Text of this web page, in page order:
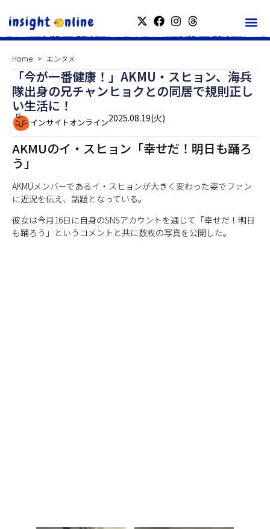
Home エンタメ
「今が一番健康！」AKMU・スヒョン、海兵
隊出身の兄チャンヒョクとの同居で規則正し
い生活に！
インサイトオンライン2025.08.19(火)
AKMUのイ・スヒョン「幸せだ！明日も踊ろ
う」
AKMUメンバーであるイ・スヒョンが大きく変わった姿でファン
に近況を伝え、話題となっている。
彼女は今月16日に自身のSNSアカウントを通じて「幸せだ！明日
も踊ろう」というコメントと共に数枚の写真を公開した。